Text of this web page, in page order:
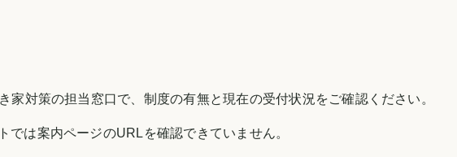
対策の担当窓口で、制度の有無と現在の受付状況をご確認ください。
は案内ページのURLを確認できていません。